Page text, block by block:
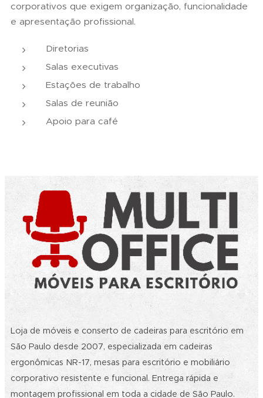
corporativos que exigem organização, funcionalidade
e apresentação profissional.
Diretorias
Salas executivas
Estações de trabalho
Salas de reunião
Apoio para café
Loja de móveis e conserto de cadeiras para escritório em
São Paulo desde 2007, especializada em cadeiras
ergonômicas NR-17, mesas para escritório e mobiliário
corporativo resistente e funcional. Entrega rápida e
montagem profissional em toda a cidade de São Paulo.